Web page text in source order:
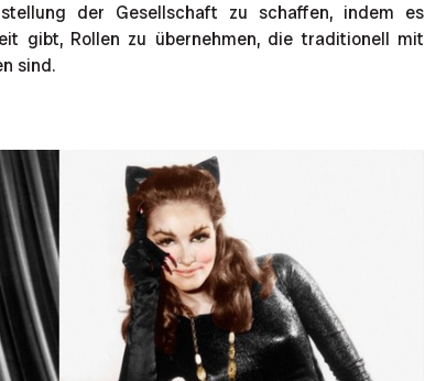
der Gesellschaft zu schaffen, indem es
gibt, Rollen zu übernehmen, die traditionell mit
sind.